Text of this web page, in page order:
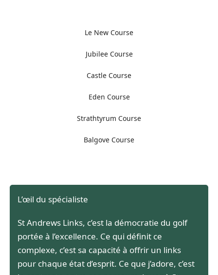
Le New Course
Jubilee Course
Castle Course
Eden Course
Strathtyrum Course
Balgove Course
L’œil du spécialiste
St Andrews Links, c’est la démocratie du golf
portée à l’excellence. Ce qui définit ce
complexe, c’est sa capacité à offrir un links
pour chaque état d’esprit. Ce que j’adore, c’est